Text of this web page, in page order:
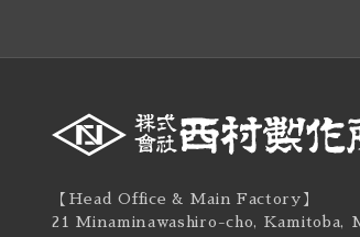
【Head Office & Main Factory】
21 Minaminawashiro-cho, Kamitoba,